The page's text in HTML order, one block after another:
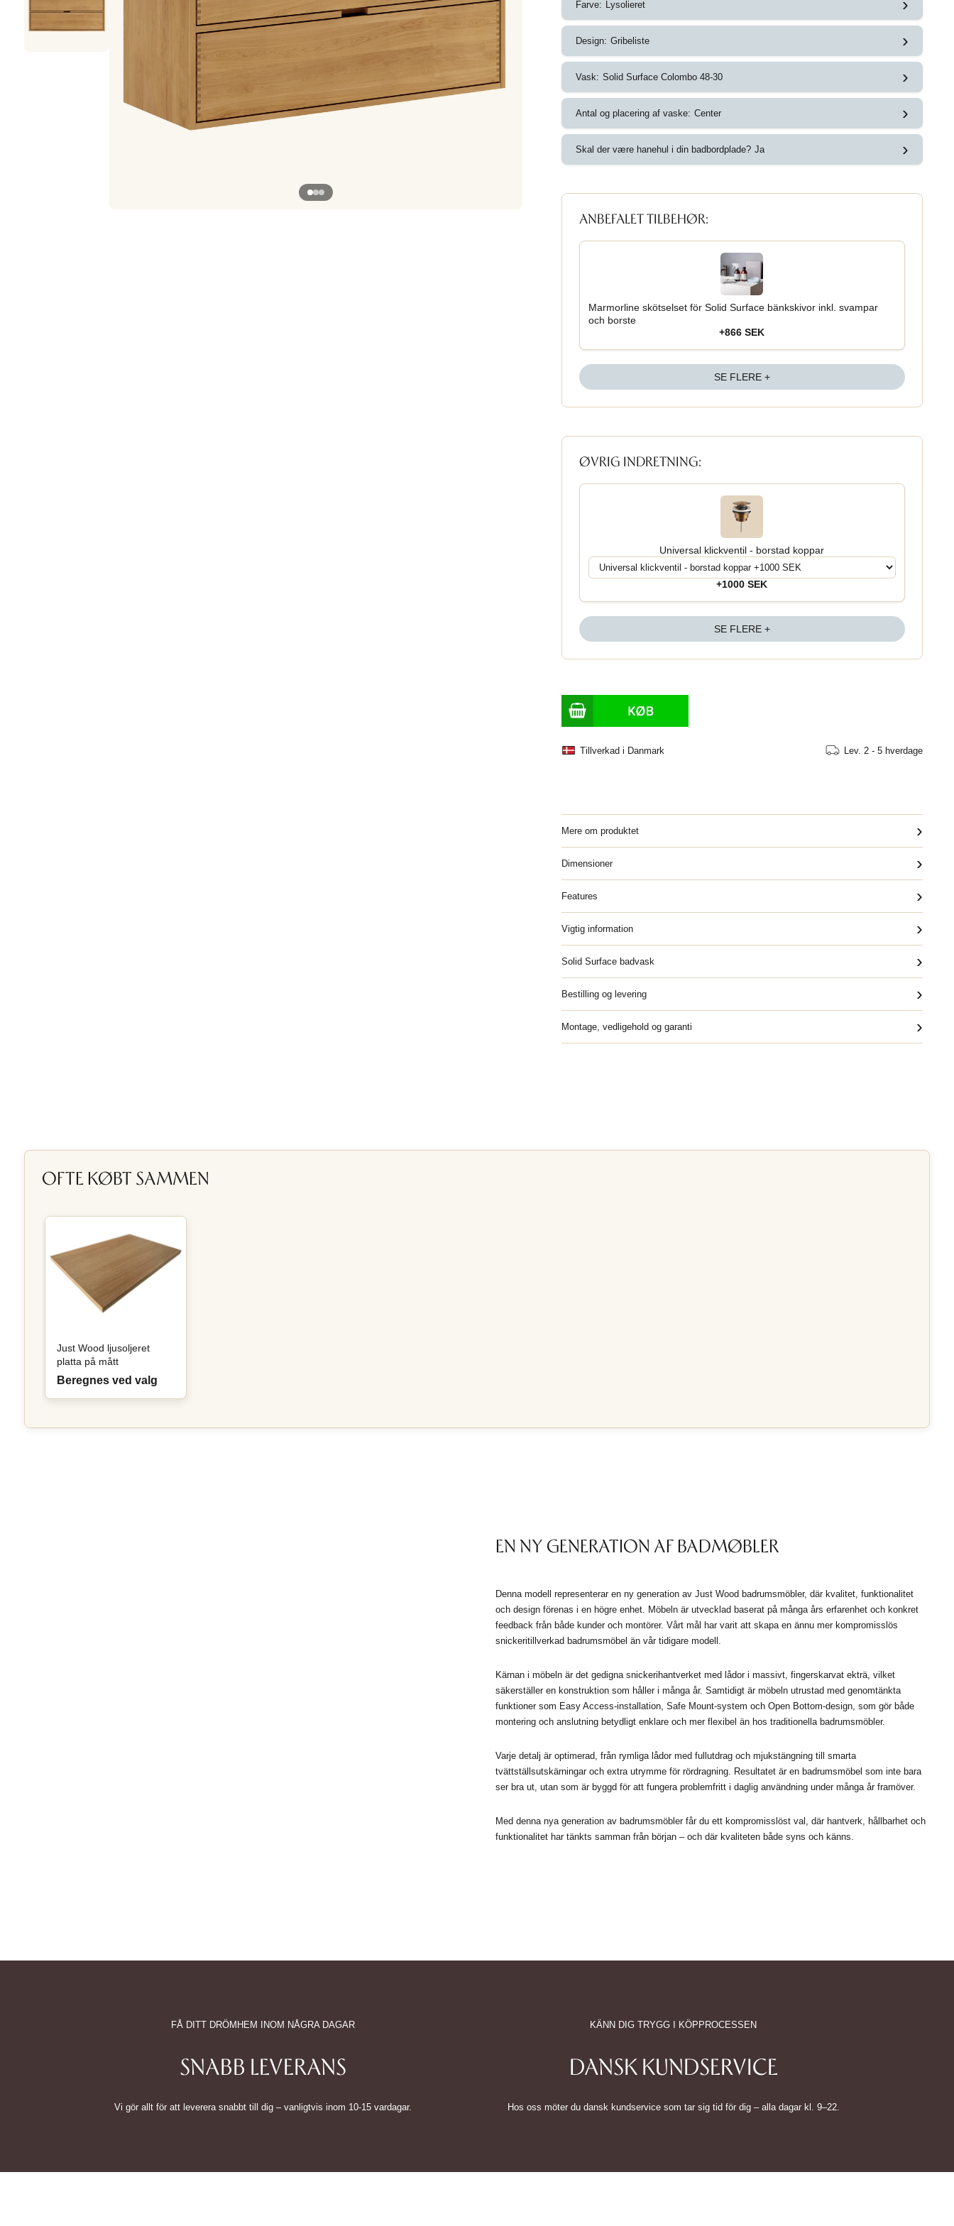
Farve: Lysolieret ›
Design: Gribeliste ›
Vask: Solid Surface Colombo 48-30 ›
Antal og placering af vaske: Center ›
Skal der være hanehul i din badbordplade? Ja ›
ANBEFALET TILBEHØR:
Marmorline skötselset för Solid Surface bänkskivor inkl. svampar
och borste
+866 SEK
SE FLERE +
ØVRIG INDRETNING:
Universal klickventil - borstad koppar
+1000 SEK
SE FLERE +
Tillverkad i Danmark Lev. 2 - 5 hverdage
Mere om produktet ›
Dimensioner ›
Features ›
Vigtig information ›
Solid Surface badvask ›
Bestilling og levering ›
Montage, vedligehold og garanti ›
OFTE KØBT SAMMEN
Just Wood ljusoljeret
platta på mått
Beregnes ved valg
EN NY GENERATION AF BADMØBLER
Denna modell representerar en ny generation av Just Wood badrumsmöbler, där kvalitet, funktionalitet
och design förenas i en högre enhet. Möbeln är utvecklad baserat på många års erfarenhet och konkret
feedback från både kunder och montörer. Vårt mål har varit att skapa en ännu mer kompromisslös
snickeritillverkad badrumsmöbel än vår tidigare modell.
Kärnan i möbeln är det gedigna snickerihantverket med lådor i massivt, fingerskarvat ekträ, vilket
säkerställer en konstruktion som håller i många år. Samtidigt är möbeln utrustad med genomtänkta
funktioner som Easy Access-installation, Safe Mount-system och Open Bottom-design, som gör både
montering och anslutning betydligt enklare och mer flexibel än hos traditionella badrumsmöbler.
Varje detalj är optimerad, från rymliga lådor med fullutdrag och mjukstängning till smarta
tvättställsutskärningar och extra utrymme för rördragning. Resultatet är en badrumsmöbel som inte bara
ser bra ut, utan som är byggd för att fungera problemfritt i daglig användning under många år framöver.
Med denna nya generation av badrumsmöbler får du ett kompromisslöst val, där hantverk, hållbarhet och
funktionalitet har tänkts samman från början – och där kvaliteten både syns och känns.
FÅ DITT DRÖMHEM INOM NÅGRA DAGAR
SNABB LEVERANS
Vi gör allt för att leverera snabbt till dig – vanligtvis inom 10-15 vardagar.
KÄNN DIG TRYGG I KÖPPROCESSEN
DANSK KUNDSERVICE
Hos oss möter du dansk kundservice som tar sig tid för dig – alla dagar kl. 9–22.